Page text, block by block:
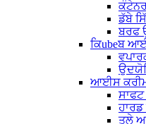
ਡੱਬੇ
ਬਰਫ
ਕਿubeਬ
ਆਈਸ
ਤਲੇ